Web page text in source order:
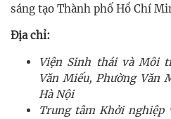
sáng tạo Thành phố Hồ Chí
Địa chỉ:
Viện Sinh thái và Môi
Văn Miếu, Phường Văn
Hà Nội
Trung tâm Khởi nghiệp